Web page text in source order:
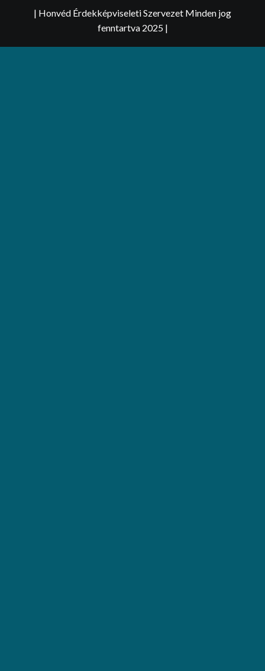
| Honvéd Érdekképviseleti Szervezet Minden jog
fenntartva 2025 |